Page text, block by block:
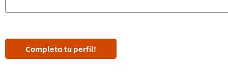
Completa tu perfil!